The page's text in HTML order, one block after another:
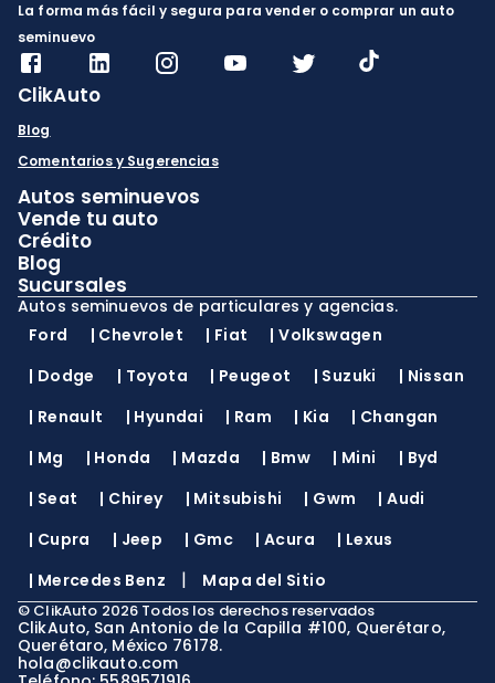
La forma más fácil y segura para vender o comprar un auto
seminuevo
ClikAuto
Blog
Comentarios y Sugerencias
Autos seminuevos
Vende tu auto
Crédito
Blog
Sucursales
Autos seminuevos de particulares y agencias.
Ford
| Chevrolet | Fiat |Volkswagen
| Dodge | Toyota | Peugeot | Suzuki | Nissan
| Renault | Hyundai | Ram | Kia | Changan
| Mg | Honda | Mazda | Bmw | Mini | Byd
| Seat | Chirey | Mitsubishi | Gwm |Audi
| Cupra | Jeep | Gmc |Acura | Lexus
| Mercedes Benz | Mapa del Sitio
© ClikAuto 2026 Todos los derechos reservados
ClikAuto, San Antonio de la Capilla #100, Querétaro,
Querétaro, México 76178.
hola@clikauto.com